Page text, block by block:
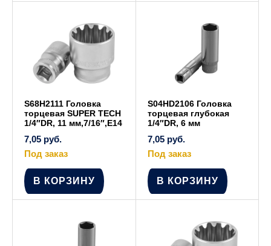
S68H2111 Головка
торцевая SUPER TECH
1/4″DR, 11 мм,7/16″,E14
7,05 руб.
Под заказ
В КОРЗИНУ
S04HD2106 Головка
торцевая глубокая
1/4″DR, 6 мм
7,05 руб.
Под заказ
В КОРЗИНУ